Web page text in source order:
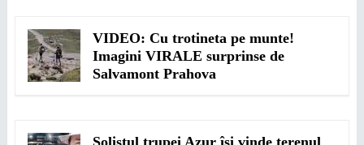
VIDEO: Cu trotineta pe munte!
Imagini VIRALE surprinse de
Salvamont Prahova
Solistul trupei Azur își vinde terenul